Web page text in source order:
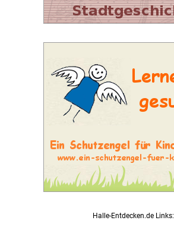
Halle-Entdecken.de Links: